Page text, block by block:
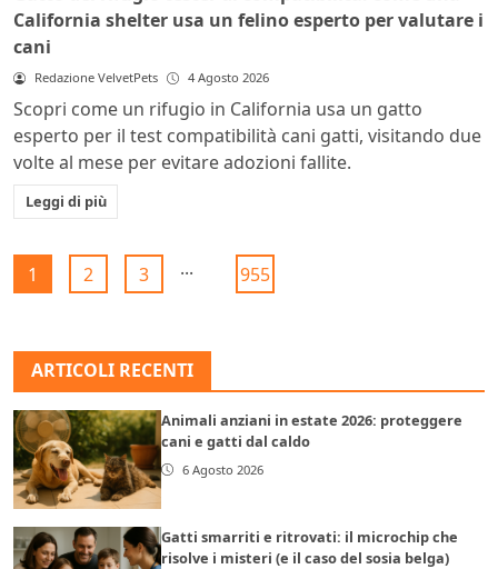
California shelter usa un felino esperto per valutare i
cani
Redazione VelvetPets 4 Agosto 2026
Scopri come un rifugio in California usa un gatto
esperto per il test compatibilità cani gatti, visitando due
volte al mese per evitare adozioni fallite.
Leggi di più
1 2 3 ... 955
ARTICOLI RECENTI
Animali anziani in estate 2026: proteggere
cani e gatti dal caldo
6 Agosto 2026
Gatti smarriti e ritrovati: il microchip che
risolve i misteri (e il caso del sosia belga)